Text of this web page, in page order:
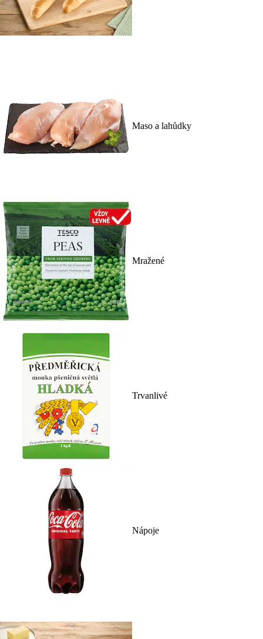
Maso a lahůdky
Mražené
Trvanlivé
Nápoje